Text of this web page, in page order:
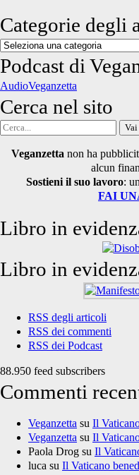
Categorie degli
Categorie
degli
articoli
Podcast di
AudioVeganzetta
Cerca nel sito
Cerca
Veganzetta non ha
alcun
Sostieni il suo lavoro:
FAI
Libro in
Libro in
RSS degli articoli
RSS dei commenti
RSS dei Podcast
88.950 feed subscribers
Commenti
Veganzetta su Il
Veganzetta su Il
Paola Drog su Il
luca su Il Vaticano